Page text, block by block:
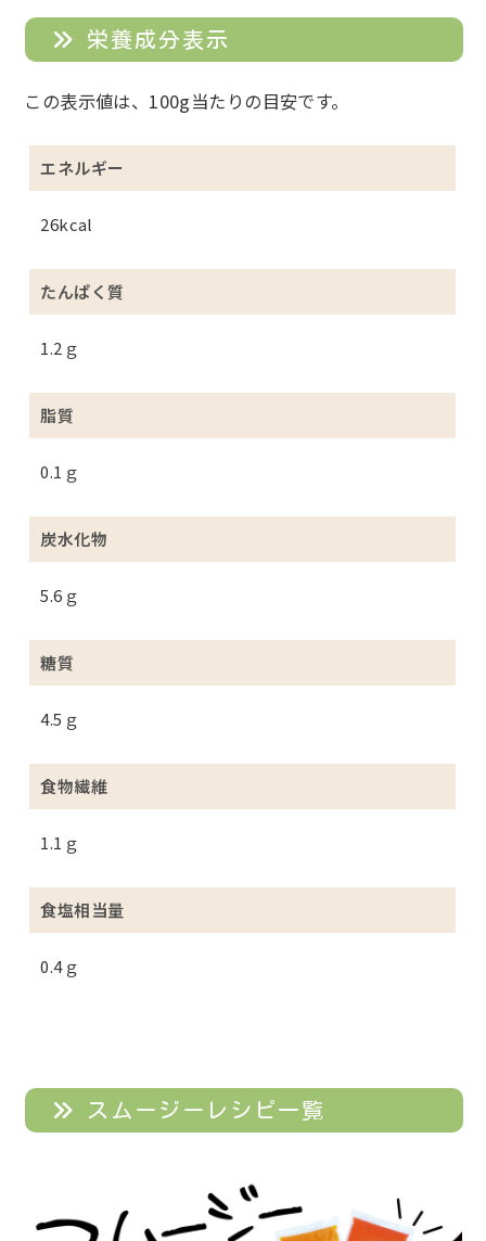
栄養成分表示
この表示値は、100g当たりの目安です。
エネルギー
26kcal
たんぱく質
1.2ｇ
脂質
0.1ｇ
炭水化物
5.6ｇ
糖質
4.5ｇ
食物繊維
1.1ｇ
食塩相当量
0.4ｇ
スムージーレシピ一覧